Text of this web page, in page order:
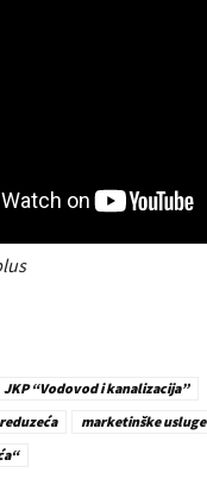
JKP “Vodovod i kanalizacija”
marketinške usluge